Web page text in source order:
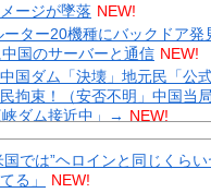
ージが墜落 NEW!
ーター20機種にバックドア
国のサーバーと通信 NEW!
国ダム「決壊」地元民「公
拘束！（安否不明」中国当
ダム接近中」→ NEW!
エースさんの走りｗｗｗｗｗ
界を支配する」「悪いけど..
画あり)【海外の反応】
国では”ヘロインと同じくら
る」
NEW!